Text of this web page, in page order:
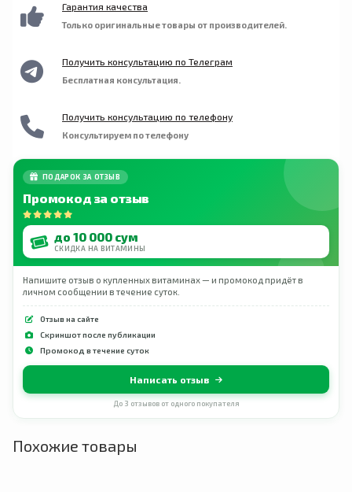
Гарантия качества
Только оригинальные товары от производителей.
Получить консультацию по Телеграм
Бесплатная консультация.
Получить консультацию по телефону
Консультируем по телефону
ПОДАРОК ЗА ОТЗЫВ
Промокод за отзыв
до 10 000 сум
СКИДКА НА ВИТАМИНЫ
Напишите отзыв о купленных витаминах — и промокод придёт в
личном сообщении в течение суток.
Отзыв на сайте
Скриншот после публикации
Промокод в течение суток
Написать отзыв
До 3 отзывов от одного покупателя
Похожие товары